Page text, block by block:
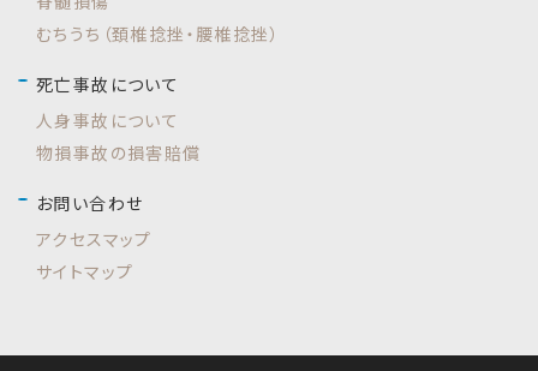
むちうち（頚椎捻挫・腰椎捻挫）
死亡事故について
人身事故について
物損事故の損害賠償
お問い合わせ
アクセスマップ
サイトマップ